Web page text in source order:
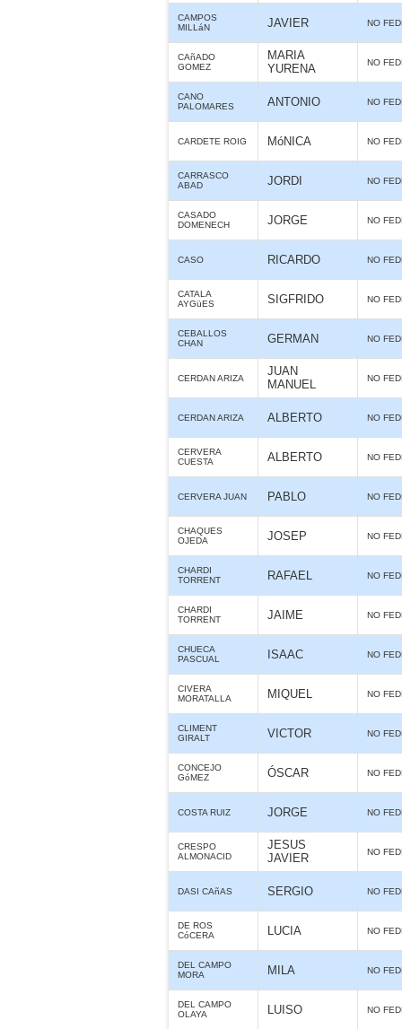
CAMPOS
MILLáN
JAVIER NO
CAñADO
GOMEZ
MARIA
YURENA
NO
CANO
PALOMARES
ANTONIO NO
CARDETE ROIG MóNICA NO
CARRASCO
ABAD
JORDI NO
CASADO
DOMENECH
JORGE NO
CASO RICARDO NO
CATALA
AYGüES
SIGFRIDO NO
CEBALLOS
CHAN
GERMAN NO
CERDAN ARIZA
JUAN
MANUEL
NO
CERDAN ARIZA ALBERTO NO
CERVERA
CUESTA
ALBERTO NO
CERVERA JUAN PABLO NO
CHAQUES
OJEDA
JOSEP NO
CHARDI
TORRENT
RAFAEL NO
CHARDI
TORRENT
JAIME NO
CHUECA
PASCUAL
ISAAC NO
CIVERA
MORATALLA
MIQUEL NO
CLIMENT
GIRALT
VICTOR NO
CONCEJO
GóMEZ
ÓSCAR NO
COSTA RUIZ JORGE NO
CRESPO
ALMONACID
JESUS
JAVIER
NO
DASI CAñAS SERGIO NO
DE ROS
CóCERA
LUCIA NO
DEL CAMPO
MORA
MILA NO
DEL CAMPO
OLAYA
LUISO NO